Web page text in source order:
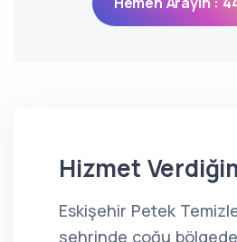
Hizmet
Eskişehir Petek
şehrinde çoğu